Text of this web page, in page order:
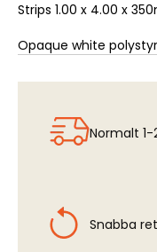
Strips 1.00 x 4.00 x
Opaque white
Normalt
Snabba